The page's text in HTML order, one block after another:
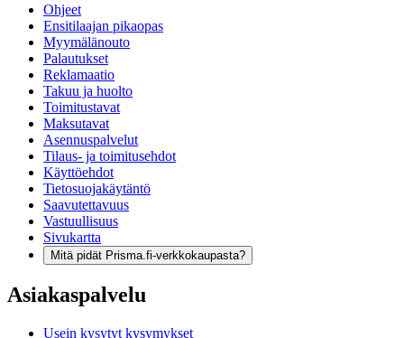
Ohjeet
Ensitilaajan pikaopas
Myymälänouto
Palautukset
Reklamaatio
Takuu ja huolto
Toimitustavat
Maksutavat
Asennuspalvelut
Tilaus- ja toimitusehdot
Käyttöehdot
Tietosuojakäytäntö
Saavutettavuus
Vastuullisuus
Sivukartta
Mitä pidät Prisma.fi-verkkokaupasta?
Asiakaspalvelu
Usein kysytyt kysymykset